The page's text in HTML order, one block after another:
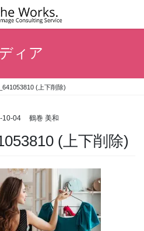
ィア
(上下削除)
10-04 鶴巻 美和
(上下削除)